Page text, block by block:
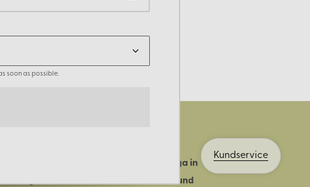
Kundservice
soon as possible.
Företagets historia
Logga in
Bli kund